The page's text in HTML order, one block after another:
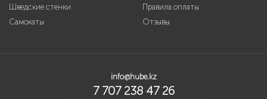
Шведские стенки
Самокаты
Правила оплаты
Отзывы
info@hube.kz
7 707 238 47 26